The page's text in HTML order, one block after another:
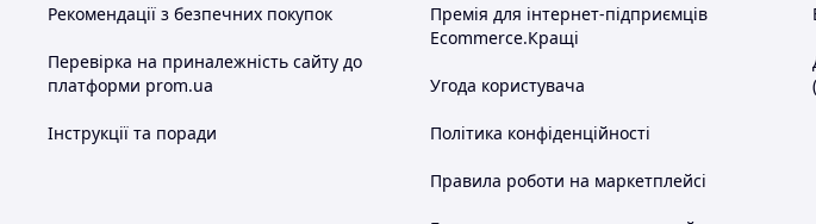
більшості побутових і професійних завдань. Він ідеально підходить для майстрів, яким
універсальний інструмент для свердління й закручування кріплення.
Рекомендації з безпечних покупок
Перевірка на приналежність сайту до
платформи prom.ua
Інструкції та поради
Премія для інтернет-підприємців
Ecommerce.Кращі
Угода користувача
Політика конфіденційності
Правила роботи на маркетплейсі